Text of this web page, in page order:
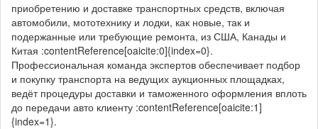
приобретению и доставке транспортных средств, включая
автомобили, мототехнику и лодки, как новые, так и
подержанные или требующие ремонта, из США, Канады и
Китая :contentReference[oaicite:0]{index=0}.
Профессиональная команда экспертов обеспечивает подбор
и покупку транспорта на ведущих аукционных площадках,
ведёт процедуры доставки и таможенного оформления вплоть
до передачи авто клиенту :contentReference[oaicite:1]
{index=1}.